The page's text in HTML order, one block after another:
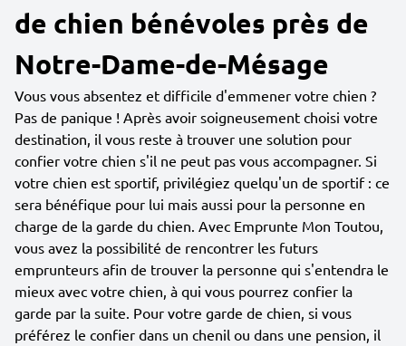
de chien bénévoles près de
Notre-Dame-de-Mésage
Vous vous absentez et difficile d'emmener votre chien ?
Pas de panique ! Après avoir soigneusement choisi votre
destination, il vous reste à trouver une solution pour
confier votre chien s'il ne peut pas vous accompagner. Si
votre chien est sportif, privilégiez quelqu'un de sportif : ce
sera bénéfique pour lui mais aussi pour la personne en
charge de la garde du chien. Avec Emprunte Mon Toutou,
vous avez la possibilité de rencontrer les futurs
emprunteurs afin de trouver la personne qui s'entendra le
mieux avec votre chien, à qui vous pourrez confier la
garde par la suite. Pour votre garde de chien, si vous
préférez le confier dans un chenil ou dans une pension, il